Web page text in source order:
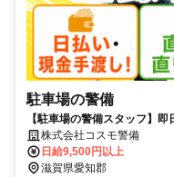
駐車場の警備
【駐車場の警備スタッフ】
日払い現金手渡しで即GET！
株式会社コスモ警備
日給9,500円以上
滋賀県愛知郡